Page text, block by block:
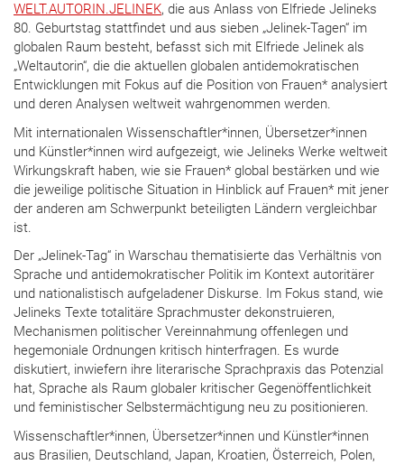
WELT.AUTORIN.JELINEK, die aus Anlass von Elfriede Jelineks
80. Geburtstag stattfindet und aus sieben „Jelinek-Tagen“ im
globalen Raum besteht, befasst sich mit Elfriede Jelinek als
„Weltautorin“, die die aktuellen globalen antidemokratischen
Entwicklungen mit Fokus auf die Position von Frauen* analysiert
und deren Analysen weltweit wahrgenommen werden.
Mit internationalen Wissenschaftler*innen, Übersetzer*innen
und Künstler*innen wird aufgezeigt, wie Jelineks Werke weltweit
Wirkungskraft haben, wie sie Frauen* global bestärken und wie
die jeweilige politische Situation in Hinblick auf Frauen* mit jener
der anderen am Schwerpunkt beteiligten Ländern vergleichbar
ist.
Der „Jelinek-Tag“ in Warschau thematisierte das Verhältnis von
Sprache und antidemokratischer Politik im Kontext autoritärer
und nationalistisch aufgeladener Diskurse. Im Fokus stand, wie
Jelineks Texte totalitäre Sprachmuster dekonstruieren,
Mechanismen politischer Vereinnahmung offenlegen und
hegemoniale Ordnungen kritisch hinterfragen. Es wurde
diskutiert, inwiefern ihre literarische Sprachpraxis das Potenzial
hat, Sprache als Raum globaler kritischer Gegenöffentlichkeit
und feministischer Selbstermächtigung neu zu positionieren.
Wissenschaftler*innen, Übersetzer*innen und Künstler*innen
aus Brasilien, Deutschland, Japan, Kroatien, Österreich, Polen,